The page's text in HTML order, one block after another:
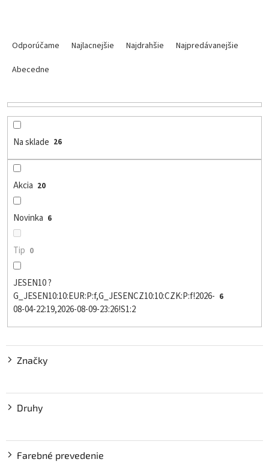
e
d
Odporúčame Najlacnejšie Najdrahšie
Najpredávanejšie
Abecedne
Na sklade 26
Akcia 20
Novinka 6
Tip 0
JESEN10 ?
G_JESEN10:10:EUR:P:f,G_JESENCZ10:10:CZK:P:f!2026-
08-04-22:19,2026-08-09-23:26!S1:2
6
Značky
Druhy
Farebné prevedenie